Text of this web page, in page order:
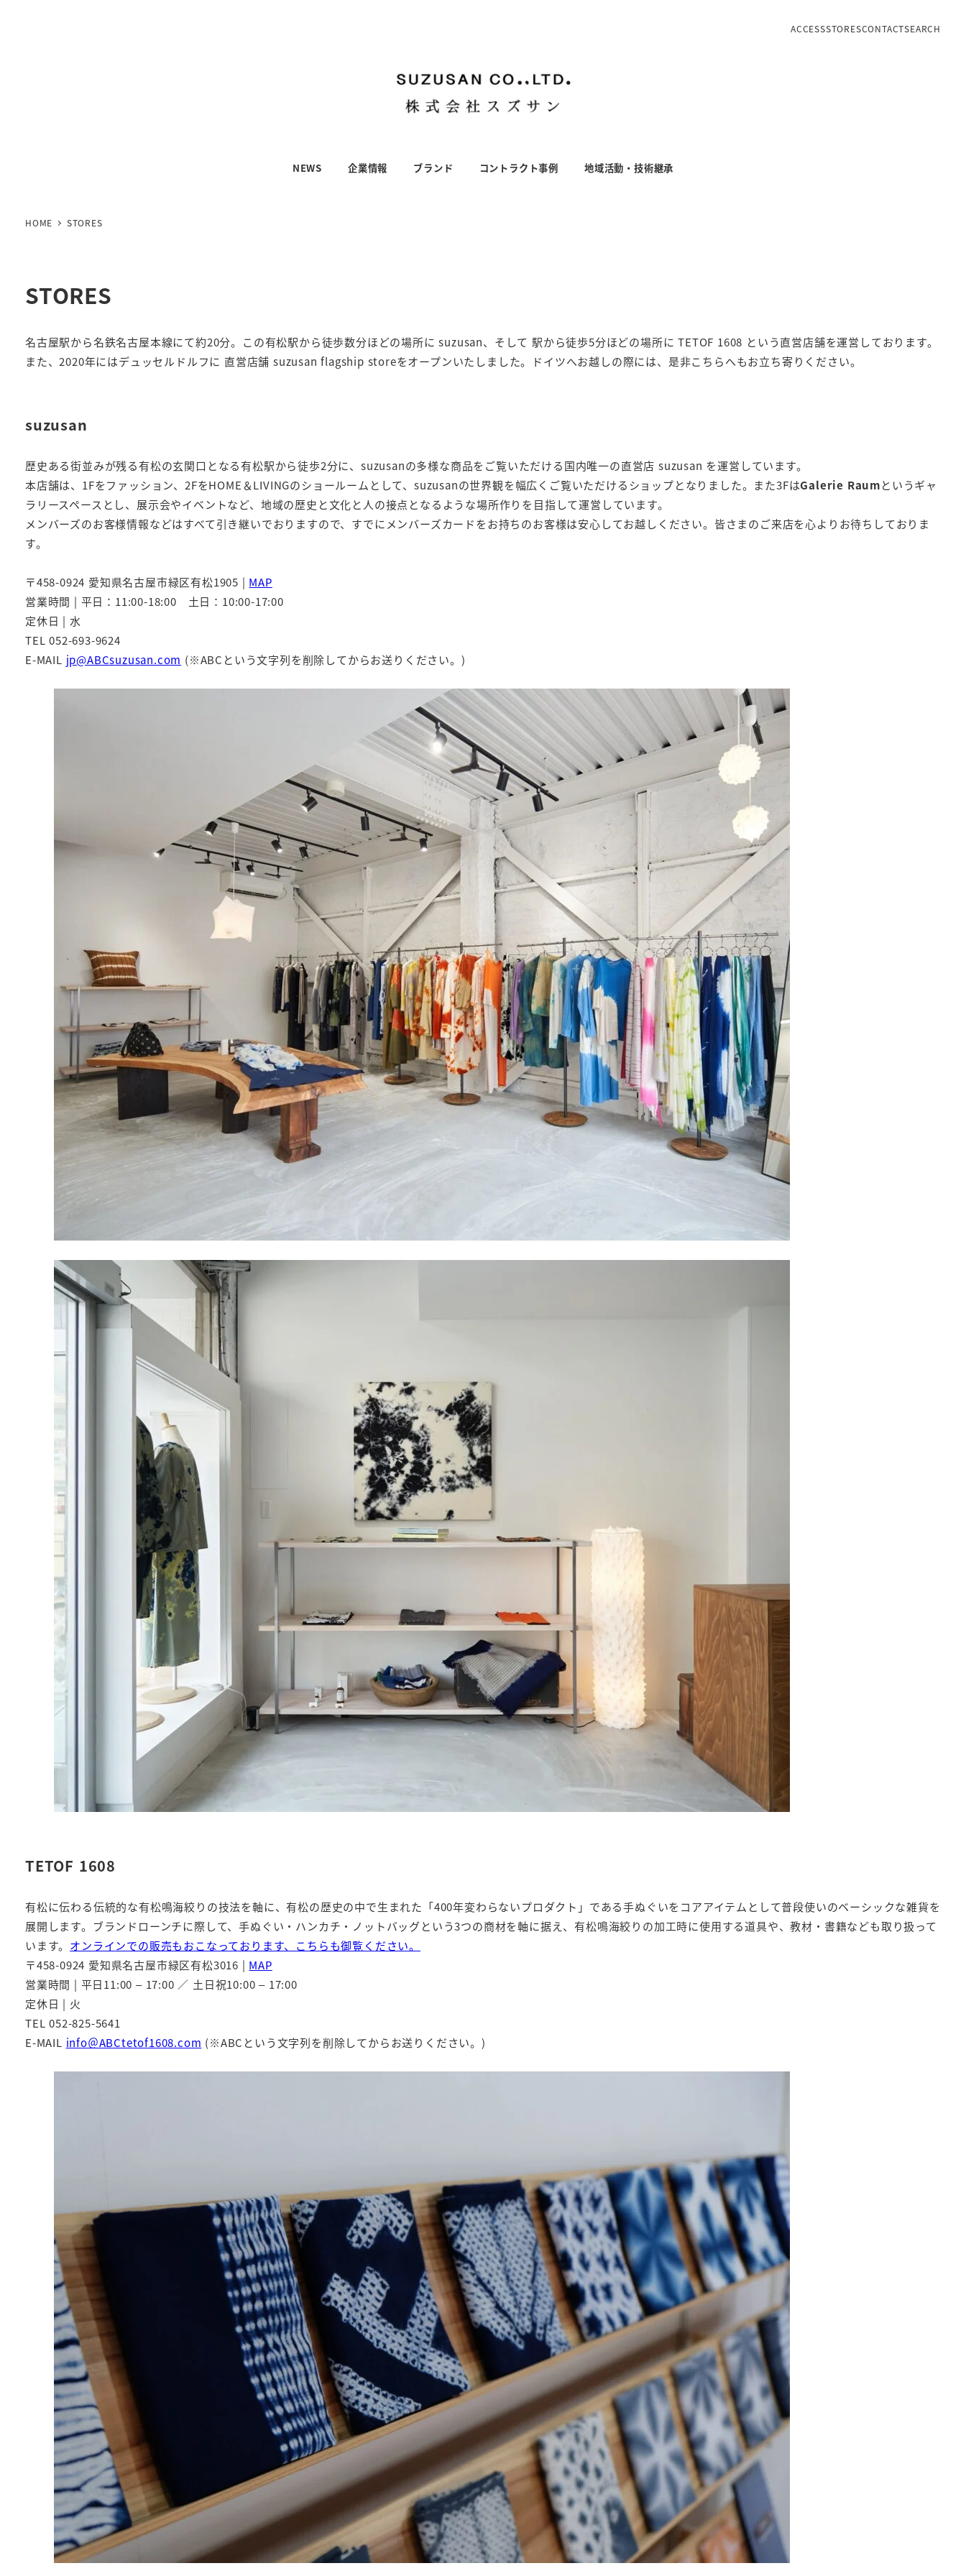
ACCESSSTORESCONTACTSEARCH
NEWS 企業情報 ブランド コントラクト事例 地域活動・技術継承
HOME STORES
STORES
名古屋駅から名鉄名古屋本線にて約20分。この有松駅から徒歩数分ほどの場所に suzusan、そして 駅から徒歩5分ほどの場所に TETOF 1608 という直営店舗を運営しております。
また、2020年にはデュッセルドルフに 直営店舗 suzusan flagship storeをオープンいたしました。ドイツへお越しの際には、是非こちらへもお立ち寄りください。
suzusan
歴史ある街並みが残る有松の玄関口となる有松駅から徒歩2分に、suzusanの多様な商品をご覧いただける国内唯一の直営店 suzusan を運営しています。
本店舗は、1Fをファッション、2FをHOME＆LIVINGのショールームとして、suzusanの世界観を幅広くご覧いただけるショップとなりました。また3FはGalerie Raumというギャ
ラリースペースとし、展示会やイベントなど、地域の歴史と文化と人の接点となるような場所作りを目指して運営しています。
メンバーズのお客様情報などはすべて引き継いでおりますので、すでにメンバーズカードをお持ちのお客様は安心してお越しください。皆さまのご来店を心よりお待ちしておりま
す。
〒458-0924 愛知県名古屋市緑区有松1905 | MAP
営業時間 | 平日：11:00-18:00 土日：10:00-17:00
定休日 | 水
TEL 052-693-9624
E-MAIL jp@ABCsuzusan.com (※ABCという文字列を削除してからお送りください。)
TETOF 1608
有松に伝わる伝統的な有松鳴海絞りの技法を軸に、有松の歴史の中で生まれた「400年変わらないプロダクト」である手ぬぐいをコアアイテムとして普段使いのベーシックな雑貨を
展開します。ブランドローンチに際して、手ぬぐい・ハンカチ・ノットバッグという3つの商材を軸に据え、有松鳴海絞りの加工時に使用する道具や、教材・書籍なども取り扱って
います。 オンラインでの販売もおこなっております、こちらも御覧ください。
〒458-0924 愛知県名古屋市緑区有松3016 | MAP
営業時間 | 平日11:00 – 17:00 ／ 土日祝10:00 – 17:00
定休日 | 火
TEL 052-825-5641
E-MAIL info＠ABCtetof1608.com (※ABCという文字列を削除してからお送りください。)